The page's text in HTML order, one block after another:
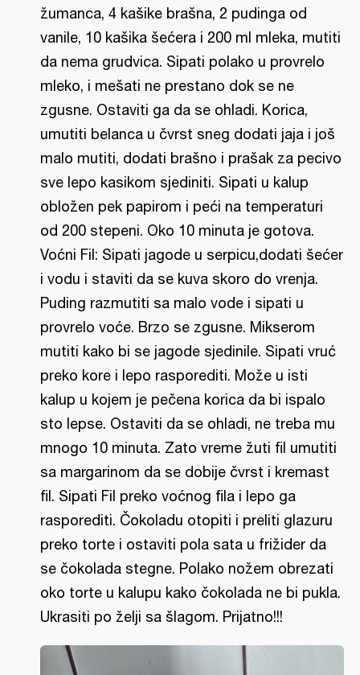
žumanca, 4 kašike brašna, 2 pudinga od
vanile, 10 kašika šećera i 200 ml mleka, mutiti
da nema grudvica. Sipati polako u provrelo
mleko, i mešati ne prestano dok se ne
zgusne. Ostaviti ga da se ohladi. Korica,
umutiti belanca u čvrst sneg dodati jaja i još
malo mutiti, dodati brašno i prašak za pecivo
sve lepo kasikom sjediniti. Sipati u kalup
obložen pek papirom i peći na temperaturi
od 200 stepeni. Oko 10 minuta je gotova.
Voćni Fil: Sipati jagode u serpicu,dodati šećer
i vodu i staviti da se kuva skoro do vrenja.
Puding razmutiti sa malo vode i sipati u
provrelo voće. Brzo se zgusne. Mikserom
mutiti kako bi se jagode sjedinile. Sipati vruć
preko kore i lepo rasporediti. Može u isti
kalup u kojem je pečena korica da bi ispalo
sto lepse. Ostaviti da se ohladi, ne treba mu
mnogo 10 minuta. Zato vreme žuti fil umutiti
sa margarinom da se dobije čvrst i kremast
fil. Sipati Fil preko voćnog fila i lepo ga
rasporediti. Čokoladu otopiti i preliti glazuru
preko torte i ostaviti pola sata u frižider da
se čokolada stegne. Polako nožem obrezati
oko torte u kalupu kako čokolada ne bi pukla.
Ukrasiti po želji sa šlagom. Prijatno!!!